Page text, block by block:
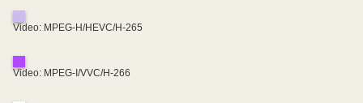
Video: MPEG-H/HEVC/H-265
Video: MPEG-I/VVC/H-266